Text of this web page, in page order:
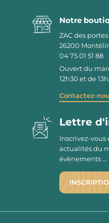
Notre
ZAC des
26200
04 75 01 51 88
Ouvert du
12h30 et de
Contactez-
Lettre
Inscrivez-vous
actualités du
évènements ...